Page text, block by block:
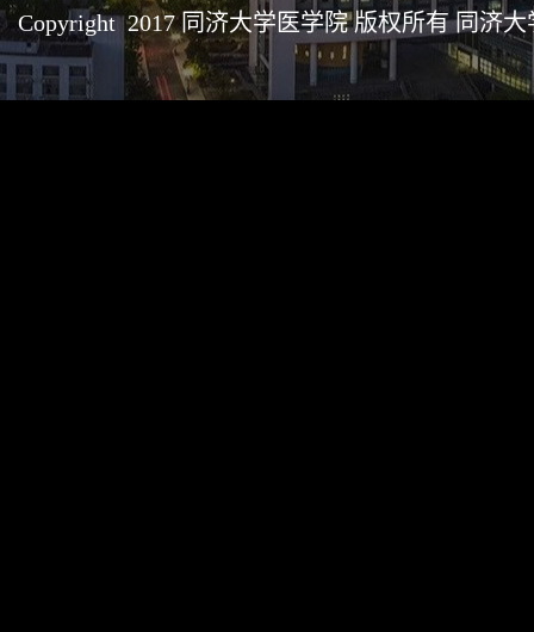
Copyright 2017 同济大学医学院 版权所有 同济